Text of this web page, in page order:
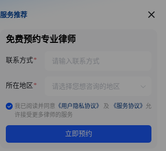
服务推荐
服务推荐
免费预约专业律师
联系方式
所在地区
我已阅读并同意 《用户隐私协议》 及 《服务协议》 允
许接受更多律师的服务
立即预约